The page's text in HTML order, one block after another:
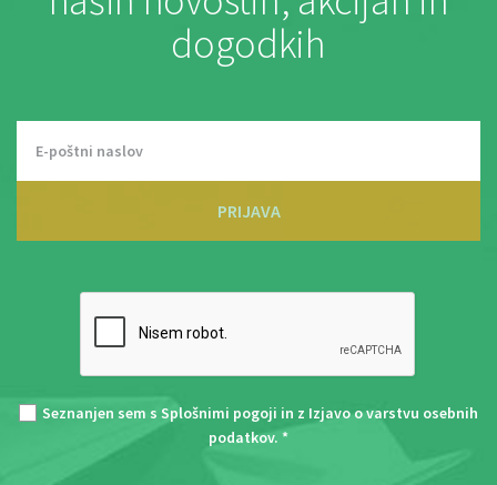
dogodkih
PRIJAVA
Seznanjen sem s Splošnimi pogoji in z Izjavo o varstvu osebnih
podatkov. *